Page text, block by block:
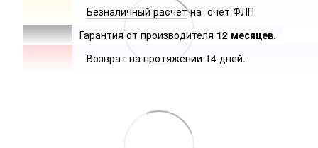
Безналичный расчетна счет ФЛП
Гарантия от производителя 12 месяцев.
Возврат на протяжении 14 дней.